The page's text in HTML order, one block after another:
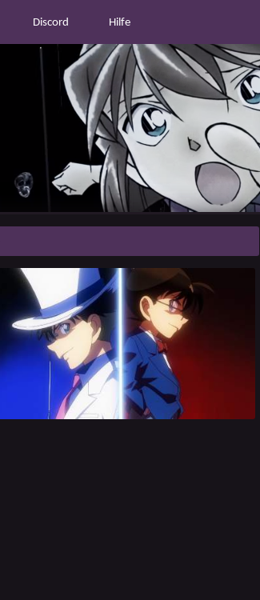
Discord Hilfe